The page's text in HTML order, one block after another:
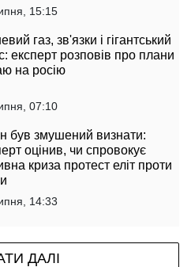
15:15
газ, зв'язки і гігантський
експерт розповів про плани
на росію
07:10
був змушений визнати:
оцінив, чи спровокує
криза протест еліт проти
14:33
ДАЛІ